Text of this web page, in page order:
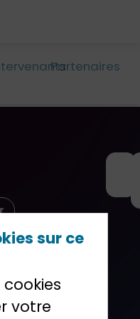
Partenaires
sur ce
votre